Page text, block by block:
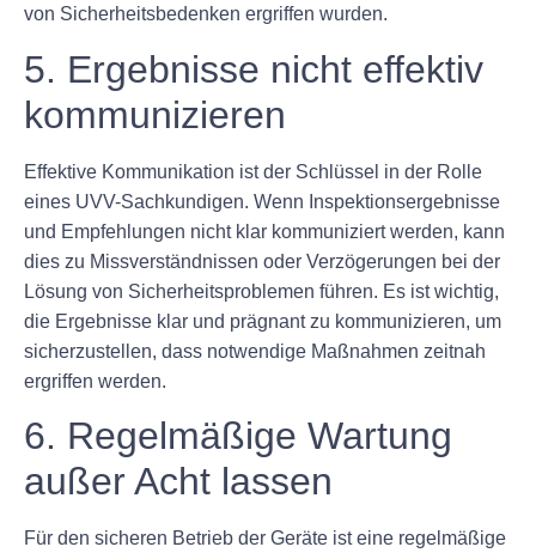
von Sicherheitsbedenken ergriffen wurden.
5. Ergebnisse nicht effektiv
kommunizieren
Effektive Kommunikation ist der Schlüssel in der Rolle
eines UVV-Sachkundigen. Wenn Inspektionsergebnisse
und Empfehlungen nicht klar kommuniziert werden, kann
dies zu Missverständnissen oder Verzögerungen bei der
Lösung von Sicherheitsproblemen führen. Es ist wichtig,
die Ergebnisse klar und prägnant zu kommunizieren, um
sicherzustellen, dass notwendige Maßnahmen zeitnah
ergriffen werden.
6. Regelmäßige Wartung
außer Acht lassen
Für den sicheren Betrieb der Geräte ist eine regelmäßige